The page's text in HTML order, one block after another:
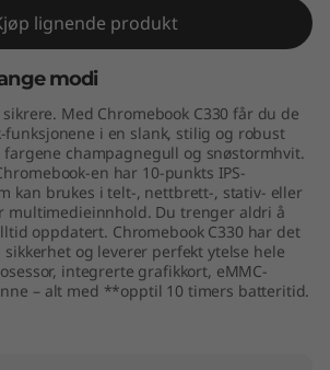
lignende produkt
modi
Med Chromebook C330 får du de
funksjonene i en slank, stilig og robust
champagnegull og snøstormhvit.
en har 10-punkts IPS-
kan brukes i telt-, nettbrett-, stativ- eller
multimedieinnhold. Du trenger aldri å
oppdatert. Chromebook C330 har det
og leverer perfekt ytelse hele
integrerte grafikkort, eMMC-
– alt med **opptil 10 timers batteritid.